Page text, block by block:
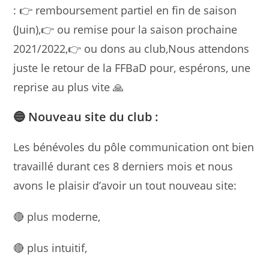
: 👉 remboursement partiel en fin de saison
(Juin),👉 ou remise pour la saison prochaine
2021/2022,👉 ou dons au club,Nous attendons
juste le retour de la FFBaD pour, espérons, une
reprise au plus vite 🙏
🔵 Nouveau site du club :
Les bénévoles du pôle communication ont bien
travaillé durant ces 8 derniers mois et nous
avons le plaisir d’avoir un tout nouveau site:
🔴 plus moderne,
🔴 plus intuitif,